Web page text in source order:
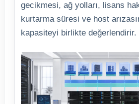
gecikmesi, ağ yolları, lisans
kurtarma süresi ve host
kapasiteyi birlikte değerlendirir.